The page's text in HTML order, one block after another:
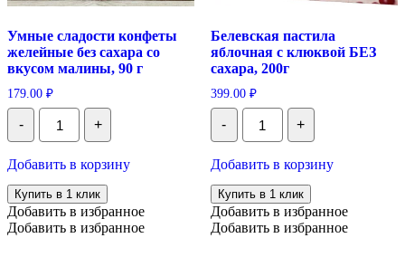
Умные сладости конфеты
желейные без сахара со
вкусом малины, 90 г
179.00 ₽
-
Количество
Умные
сладости
желейные
без
сахара
со
вкусом
+
Добавить в корзину
Купить в 1 клик
Добавить в избранное
Добавить в избранное
Белевская пастила
яблочная с клюквой БЕЗ
сахара, 200г
399.00 ₽
-
Количество
Белевская
пастила
с
клюквой
БЕЗ
сахара,
200г
+
Добавить в корзину
Купить в 1 клик
Добавить в избранное
Добавить в избранное